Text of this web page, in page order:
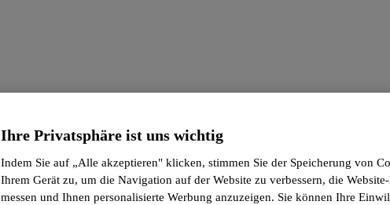
Ihre Privatsphäre ist uns wichtig
Indem Sie auf „Alle akzeptieren" klicken, stimmen Sie der Speicherung von
Ihrem Gerät zu, um die Navigation auf der Website zu verbessern, die
messen und Ihnen personalisierte Werbung anzuzeigen. Sie können Ihre